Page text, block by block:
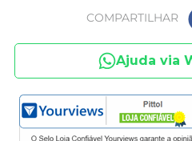
COMPARTILHAR
Ajuda via